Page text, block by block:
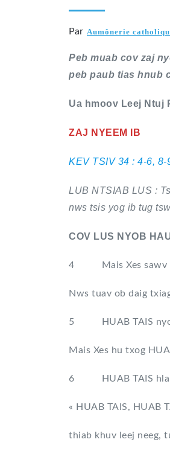
Par Aumônerie
Peb muab cov zaj
peb paub tias hnub
Ua hmoov Leej Ntuj
ZAJ NYEEM
KEV TSIV 34 : 4-6, 8-
LUB NTSIAB LUS :
nws tsis yog ib tug
COV LUS NYOB
4 Mais Xes sawv
Nws tuav ob daig
5 HUAB TAIS nyob
Mais Xes hu txog
6 HUAB TAIS hla
« HUAB TAIS, HUAB
thiab khuv leej neeg,